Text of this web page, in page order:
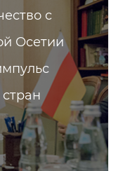
с
Осетии